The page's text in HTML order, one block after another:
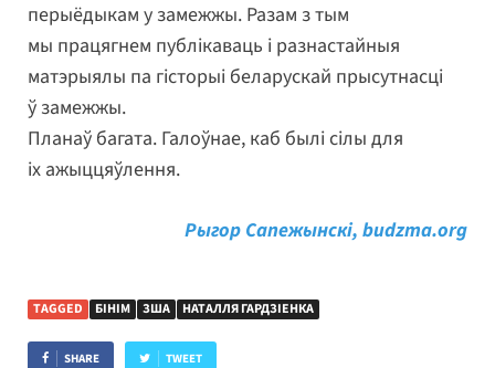
перыёдыкам у замежжы. Разам з тым
мы працягнем публікаваць і разнастайныя
матэрыялы па гісторыі беларускай прысутнасці
ў замежжы.
Планаў багата. Галоўнае, каб былі сілы для
іх ажыццяўлення.
Рыгор Сапежынскі, budzma.org
TAGGED БІНІМ ЗША НАТАЛЛЯ ГАРДЗІЕНКА
SHARE TWEET